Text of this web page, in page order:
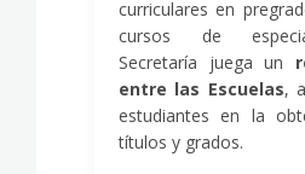
curriculares en
cursos de
Secretaría juega un
entre las Escuelas,
estudiantes en la
títulos y grados.